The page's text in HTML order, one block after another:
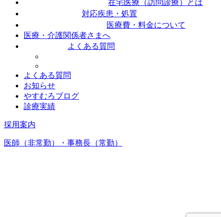
在宅医療（訪問診療）とは
対応疾患・処置
医療費・料金について
医療・介護関係者さまへ
よくある質問
よくある質問
お知らせ
やすむろブログ
診療実績
採用案内
医師（非常勤）・事務長（常勤）